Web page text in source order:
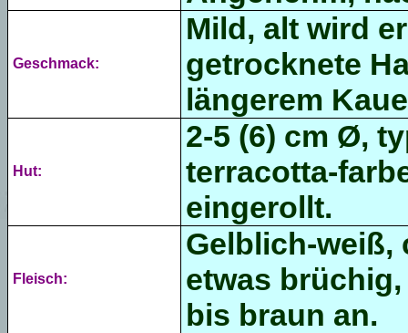
Geschmack:
Mild, alt wird
getrocknete
längerem
Hut:
2-5 (6) cm Ø,
terracotta-
eingerollt.
Fleisch:
Gelblich-weiß,
etwas
bis braun an.